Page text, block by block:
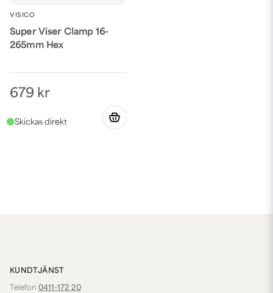
VISICO
Super Viser Clamp 16-
265mm Hex
679 kr
KUNDTJÄNST
Telefon 0411-172 20